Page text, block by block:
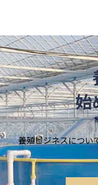
始
養殖ビジネスについ